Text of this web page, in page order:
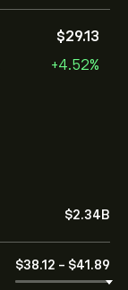
‎$‎29.13
+4.52%
‎$‎2.34B
‎$‎38.12 - ‎$‎41.89